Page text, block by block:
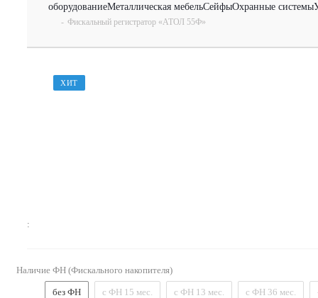
оборудованиеМеталлическая мебельСейфыОхранные системы
- Фискальный регистратор «АТОЛ 55Ф»
ХИТ
:
Наличие ФН (Фискального накопителя)
без ФН с ФН 15 мес. с ФН 13 мес. с ФН 36 мес.